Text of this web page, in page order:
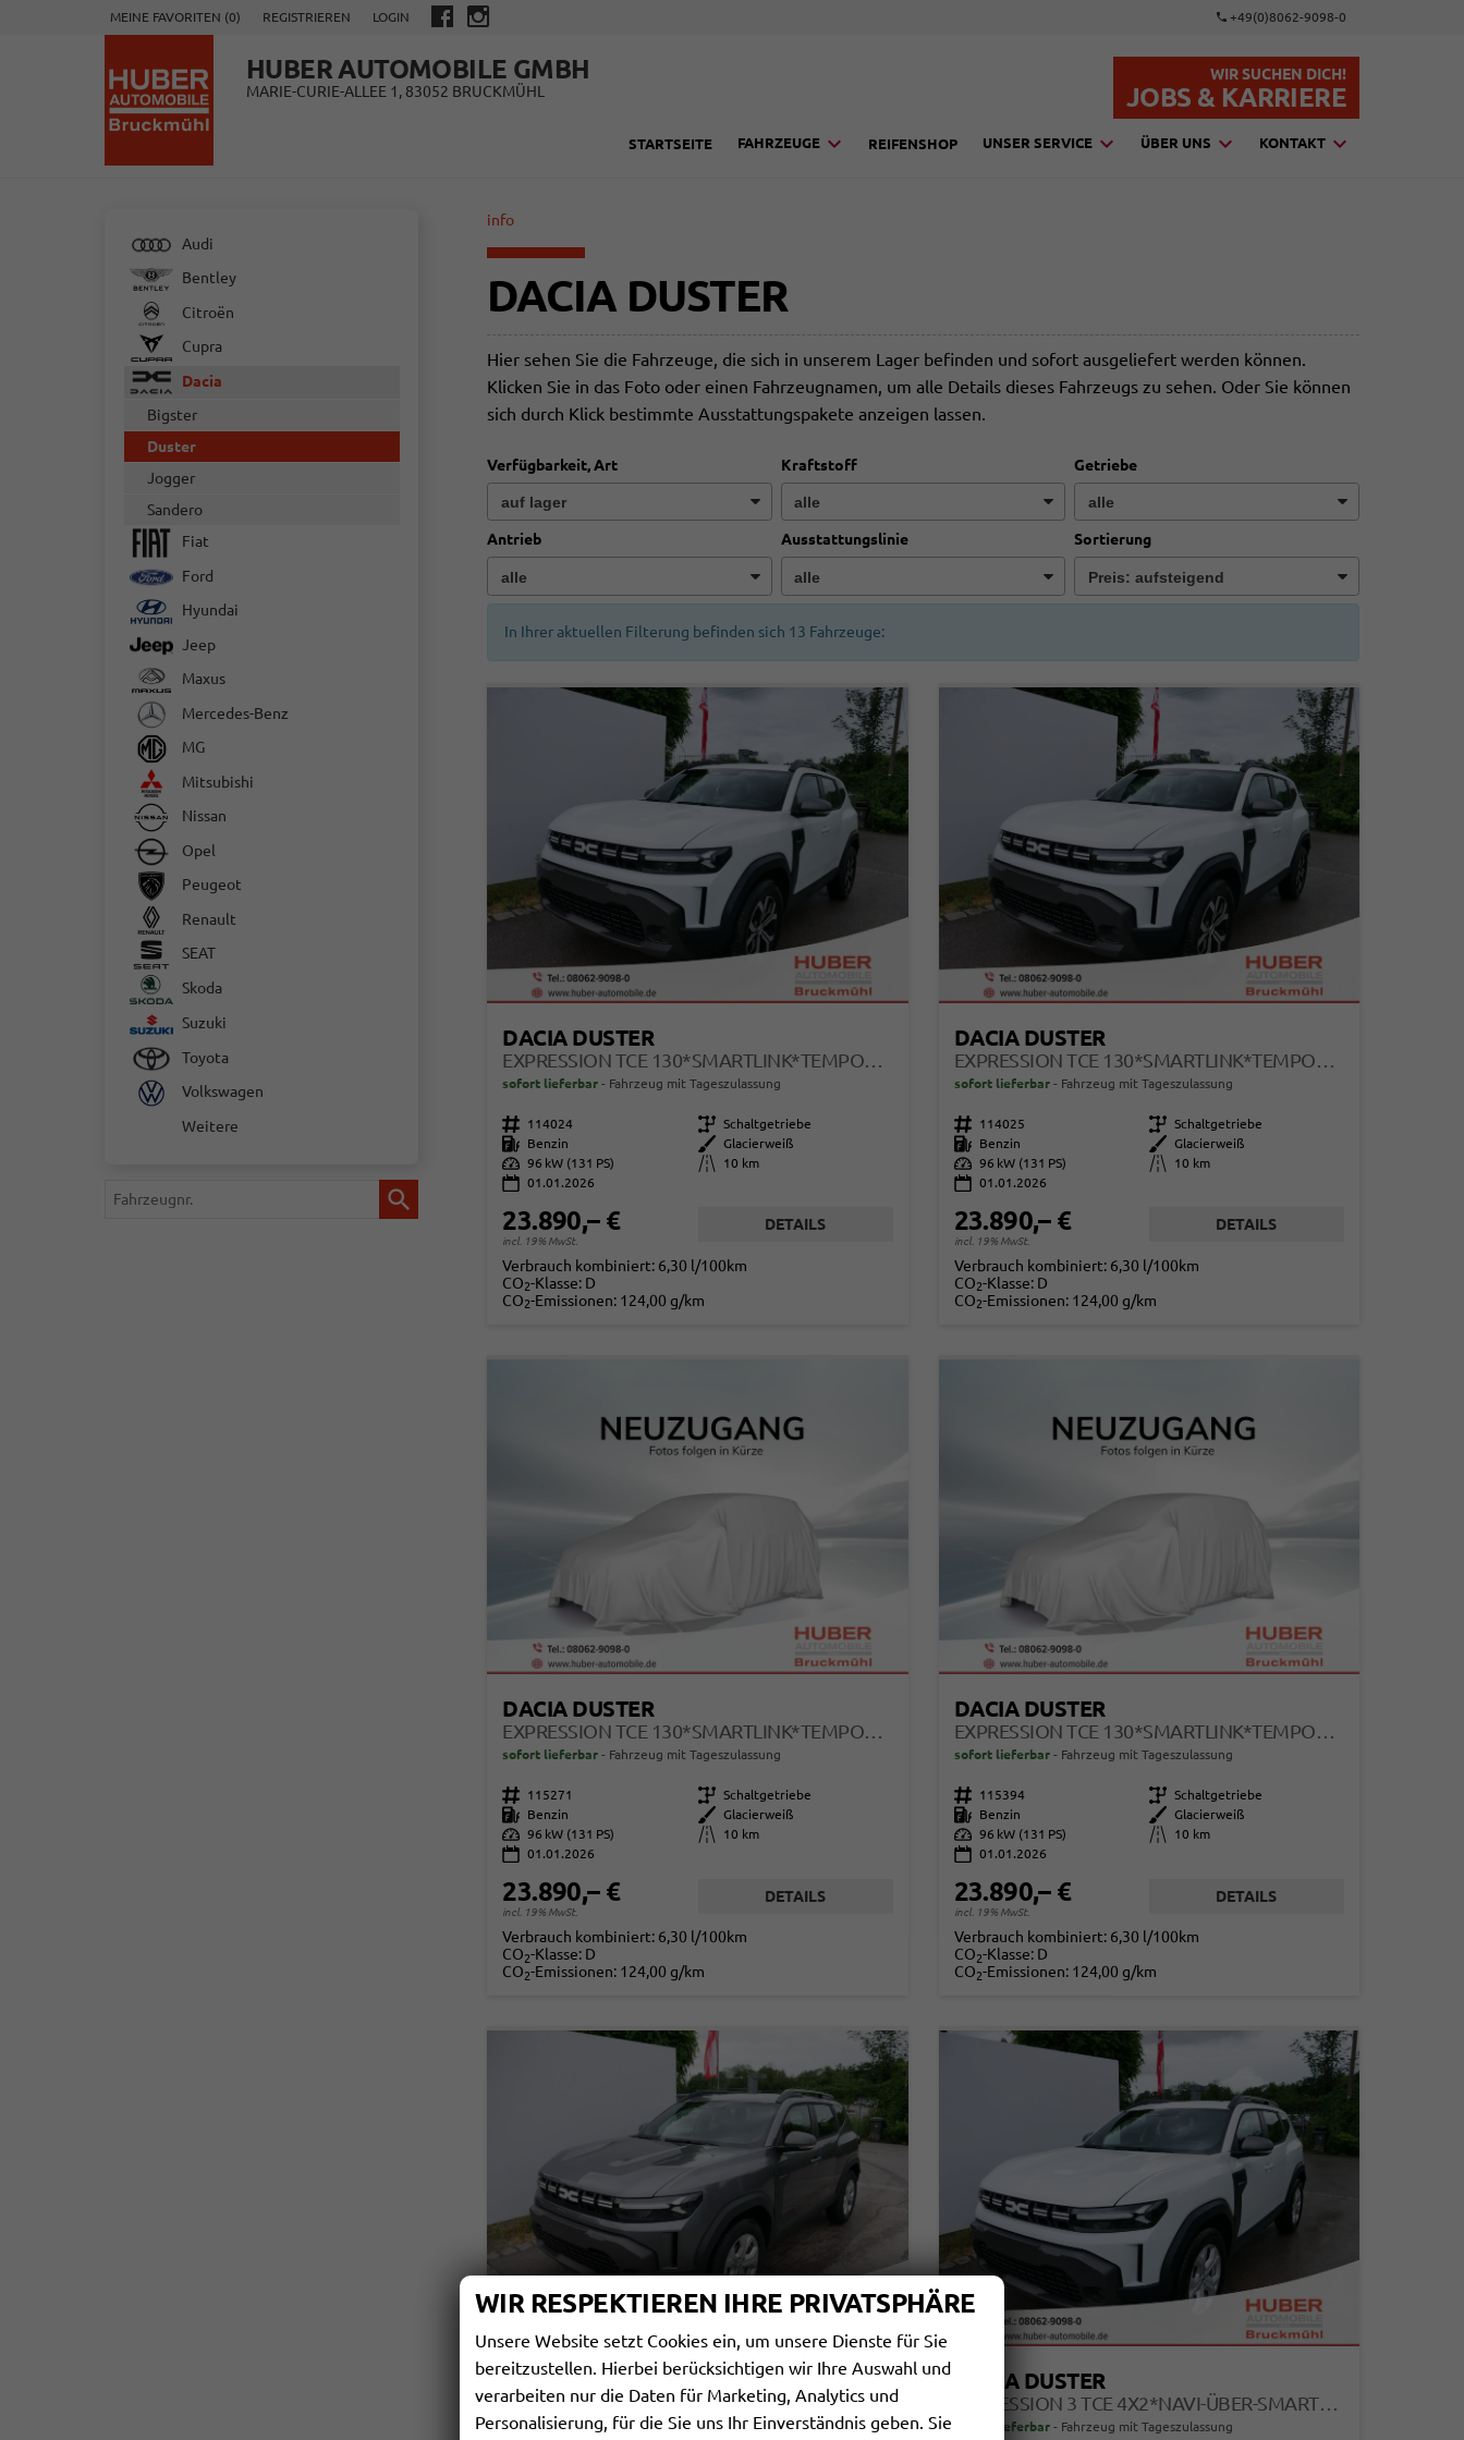
MEINE FAVORITEN (0) REGISTRIEREN LOGIN +49(0)8062-9098-0
HUBER AUTOMOBILE GMBH
MARIE-CURIE-ALLEE 1, 83052 BRUCKMÜHL
WIR SUCHEN DICH!
JOBS & KARRIERE
STARTSEITE FAHRZEUGE REIFENSHOP UNSER SERVICE ÜBER UNS KONTAKT
info
DACIA DUSTER
Hier sehen Sie die Fahrzeuge, die sich in unserem Lager befinden und sofort ausgeliefert werden können.
Klicken Sie in das Foto oder einen Fahrzeugnamen, um alle Details dieses Fahrzeugs zu sehen. Oder Sie können
sich durch Klick bestimmte Ausstattungspakete anzeigen lassen.
Verfügbarkeit, Art Kraftstoff Getriebe
Antrieb Ausstattungslinie Sortierung
In Ihrer aktuellen Filterung befinden sich 13 Fahrzeuge:
DACIA DUSTER
sofort lieferbar Fahrzeug mit Tageszulassung
Fahrzeugnr. 114024 Getriebe Schaltgetriebe
Kraftstoff
Benzin Außenfarbe
Glacierweiß
Leistung 96 kW (131 PS) Kilometerstand
10 km
01.01.2026
23.890,– €
incl. 19% MwSt.
DETAILS
Verbrauch kombiniert: 6,30 l/100km
CO2-Klasse: D
CO2-Emissionen: 124,00 g/km
DACIA DUSTER
sofort lieferbar Fahrzeug mit Tageszulassung
Fahrzeugnr. 114025 Getriebe Schaltgetriebe
Kraftstoff
Benzin Außenfarbe
Glacierweiß
Leistung 96 kW (131 PS) Kilometerstand
10 km
01.01.2026
23.890,– €
incl. 19% MwSt.
DETAILS
Verbrauch kombiniert: 6,30 l/100km
CO2-Klasse: D
CO2-Emissionen: 124,00 g/km
DACIA DUSTER
EXPRESSION TCE 130*SMARTLINK*TEMPOMAT*LED*PDC-KAMERA*SHZ*KLIMA*17-ZOLL
sofort lieferbar Fahrzeug mit Tageszulassung
Fahrzeugnr. 115271 Getriebe Schaltgetriebe
Kraftstoff
Benzin Außenfarbe
Glacierweiß
Leistung 96 kW (131 PS) Kilometerstand
10 km
01.01.2026
23.890,– €
incl. 19% MwSt.
DETAILS
Verbrauch kombiniert: 6,30 l/100km
CO2-Klasse: D
CO2-Emissionen: 124,00 g/km
DACIA DUSTER
EXPRESSION TCE 130*SMARTLINK*TEMPOMAT*LED*PDC-KAMERA*SHZ*KLIMA*17-ZOLL
sofort lieferbar Fahrzeug mit Tageszulassung
Fahrzeugnr. 115394 Getriebe Schaltgetriebe
Kraftstoff
Benzin Außenfarbe
Glacierweiß
Leistung 96 kW (131 PS) Kilometerstand
10 km
01.01.2026
23.890,– €
incl. 19% MwSt.
DETAILS
Verbrauch kombiniert: 6,30 l/100km
CO2-Klasse: D
CO2-Emissionen: 124,00 g/km
DACIA DUSTER
EXPRESSION 3 TCE 4X2*NAVI-ÜBER-SMARTLINK*AHK*PDC-KAMERA*LED*SHZ*17-ZOLL
sofort lieferbar Fahrzeug mit Tageszulassung
DACIA DUSTER
EXPRESSION 3 TCE 4X2*NAVI-ÜBER-SMARTLINK*AHK*PDC-KAMERA*LED*SHZ*17-ZOLL
sofort lieferbar Fahrzeug mit Tageszulassung
Audi
Bentley
Citroën
Cupra
Dacia
Bigster
Duster
Jogger
Sandero
Fiat
Ford
Hyundai
Jeep
Maxus
Mercedes-Benz
MG
Mitsubishi
Nissan
Opel
Peugeot
Renault
SEAT
Skoda
Suzuki
Toyota
Volkswagen
Weitere
Fahrzeugnr.
WIR RESPEKTIEREN IHRE PRIVATSPHÄRE
Unsere Website setzt Cookies ein, um unsere Dienste für Sie
bereitzustellen. Hierbei berücksichtigen wir Ihre Auswahl und
verarbeiten nur die Daten für Marketing, Analytics und
Personalisierung, für die Sie uns Ihr Einverständnis geben. Sie